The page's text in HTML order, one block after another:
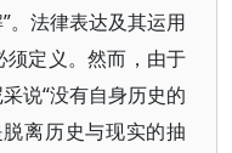
。法律表达及其运用
定义。然而，由于
说“没有自身历史的
离历史与现实的抽